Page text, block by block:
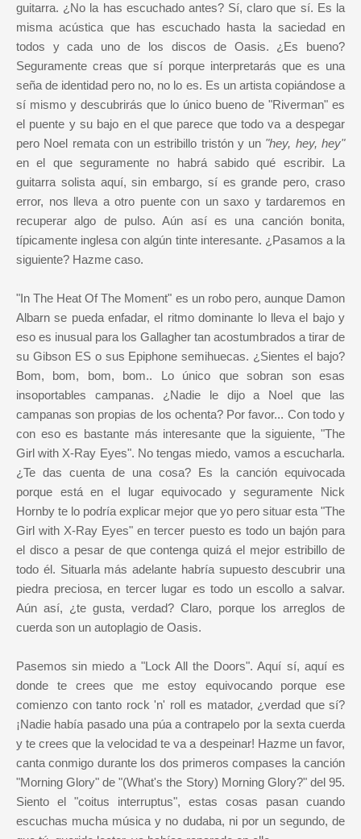
guitarra. ¿No la has escuchado antes? Sí, claro que sí. Es la
misma acústica que has escuchado hasta la saciedad en
todos y cada uno de los discos de Oasis. ¿Es bueno?
Seguramente creas que sí porque interpretarás que es una
seña de identidad pero no, no lo es. Es un artista copiándose a
sí mismo y descubrirás que lo único bueno de "Riverman" es
el puente y su bajo en el que parece que todo va a despegar
pero Noel remata con un estribillo tristón y un "hey, hey, hey"
en el que seguramente no habrá sabido qué escribir. La
guitarra solista aquí, sin embargo, sí es grande pero, craso
error, nos lleva a otro puente con un saxo y tardaremos en
recuperar algo de pulso. Aún así es una canción bonita,
típicamente inglesa con algún tinte interesante. ¿Pasamos a la
siguiente? Hazme caso.
"In The Heat Of The Moment" es un robo pero, aunque Damon
Albarn se pueda enfadar, el ritmo dominante lo lleva el bajo y
eso es inusual para los Gallagher tan acostumbrados a tirar de
su Gibson ES o sus Epiphone semihuecas. ¿Sientes el bajo?
Bom, bom, bom, bom.. Lo único que sobran son esas
insoportables campanas. ¿Nadie le dijo a Noel que las
campanas son propias de los ochenta? Por favor... Con todo y
con eso es bastante más interesante que la siguiente, "The
Girl with X-Ray Eyes". No tengas miedo, vamos a escucharla.
¿Te das cuenta de una cosa? Es la canción equivocada
porque está en el lugar equivocado y seguramente Nick
Hornby te lo podría explicar mejor que yo pero situar esta "The
Girl with X-Ray Eyes" en tercer puesto es todo un bajón para
el disco a pesar de que contenga quizá el mejor estribillo de
todo él. Situarla más adelante habría supuesto descubrir una
piedra preciosa, en tercer lugar es todo un escollo a salvar.
Aún así, ¿te gusta, verdad? Claro, porque los arreglos de
cuerda son un autoplagio de Oasis.
Pasemos sin miedo a "Lock All the Doors". Aquí sí, aquí es
donde te crees que me estoy equivocando porque ese
comienzo con tanto rock 'n' roll es matador, ¿verdad que sí?
¡Nadie había pasado una púa a contrapelo por la sexta cuerda
y te crees que la velocidad te va a despeinar! Hazme un favor,
canta conmigo durante los dos primeros compases la canción
"Morning Glory" de "(What's the Story) Morning Glory?" del 95.
Siento el "coitus interruptus", estas cosas pasan cuando
escuchas mucha música y no dudaba, ni por un segundo, de